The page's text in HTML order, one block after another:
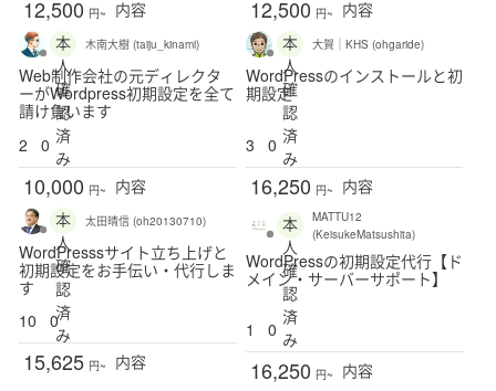
12,500 円~ 内容 12,500 円~
内容
本
人
確
認
済
み
木南大樹 (taiju_kinami)
Web制作会社の元ディレクタ
ーがWordpress初期設定を全て
請け負います
2
0
10,000 円~ 内容
本
人
確
認
済
み
大賀｜KHS (ohgaride)
WordPressのインストールと初
期設定
3 0
16,250 円~
内容
本
人
確
認
済
み
太田晴信 (oh20130710)
WordPresssサイト立ち上げと
初期設定をお手伝い・代行しま
す
10
0
15,625 円~ 内容
本
人
確
認
済
み
MATTU12
(KeisukeMatsushita)
WordPressの初期設定代行【ド
メイン・サーバーサポート】
1 0
16,250 円~
内容